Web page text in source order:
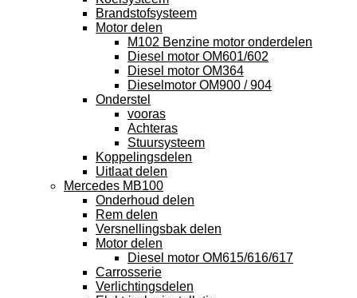
Brandstofsysteem
Motor delen
M102 Benzine motor onderdelen
Diesel motor OM601/602
Diesel motor OM364
Dieselmotor OM900 / 904
Onderstel
vooras
Achteras
Stuursysteem
Koppelingsdelen
Uitlaat delen
Mercedes MB100
Onderhoud delen
Rem delen
Versnellingsbak delen
Motor delen
Diesel motor OM615/616/617
Carrosserie
Verlichtingsdelen